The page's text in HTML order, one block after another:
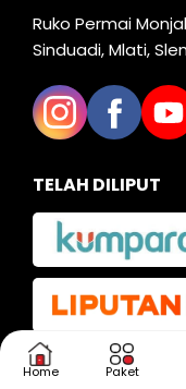
Home Paket
Kak
Kak
Ruko Permai
Sinduadi, Mlati,
TELAH DILIPUT